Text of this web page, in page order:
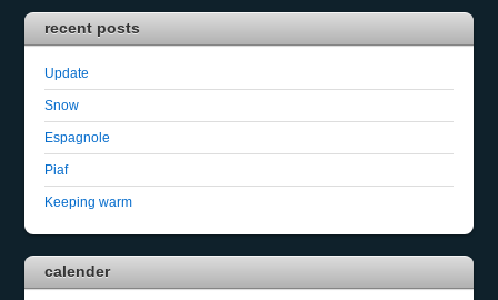
recent posts
Update
Snow
Espagnole
Piaf
Keeping warm
calender